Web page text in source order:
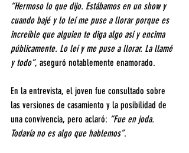
“Hermoso lo que dijo. Estábamos en un show y
cuando bajé y lo leí me puse a llorar porque es
increíble que alguien te diga algo así y encima
públicamente. Lo leí y me puse a llorar. La llamé
y todo”, aseguró notablemente enamorado.
En la entrevista, el joven fue consultado sobre
las versiones de casamiento y la posibilidad de
una convivencia, pero aclaró: “Fue en joda.
Todavía no es algo que hablemos”.